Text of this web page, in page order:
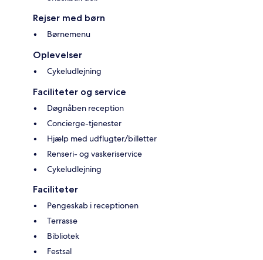
Rejser med børn
Børnemenu
Oplevelser
Cykeludlejning
Faciliteter og service
Døgnåben reception
Concierge-tjenester
Hjælp med udflugter/billetter
Renseri- og vaskeriservice
Cykeludlejning
Faciliteter
Pengeskab i receptionen
Terrasse
Bibliotek
Festsal